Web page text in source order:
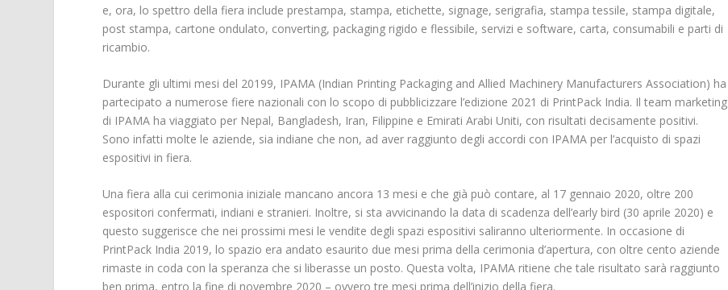
e, ora, lo spettro della fiera include prestampa, stampa, etichette, signage, serigrafia, stampa tessile, stampa digitale,
post stampa, cartone ondulato, converting, packaging rigido e flessibile, servizi e software, carta, consumabili e parti di
ricambio.
Durante gli ultimi mesi del 20199, IPAMA (Indian Printing Packaging and Allied Machinery Manufacturers Association) ha
partecipato a numerose fiere nazionali con lo scopo di pubblicizzare l’edizione 2021 di PrintPack India. Il team marketing
di IPAMA ha viaggiato per Nepal, Bangladesh, Iran, Filippine e Emirati Arabi Uniti, con risultati decisamente positivi.
Sono infatti molte le aziende, sia indiane che non, ad aver raggiunto degli accordi con IPAMA per l’acquisto di spazi
espositivi in fiera.
Una fiera alla cui cerimonia iniziale mancano ancora 13 mesi e che già può contare, al 17 gennaio 2020, oltre 200
espositori confermati, indiani e stranieri. Inoltre, si sta avvicinando la data di scadenza dell’early bird (30 aprile 2020) e
questo suggerisce che nei prossimi mesi le vendite degli spazi espositivi saliranno ulteriormente. In occasione di
PrintPack India 2019, lo spazio era andato esaurito due mesi prima della cerimonia d’apertura, con oltre cento aziende
rimaste in coda con la speranza che si liberasse un posto. Questa volta, IPAMA ritiene che tale risultato sarà raggiunto
ben prima, entro la fine di novembre 2020 – ovvero tre mesi prima dell’inizio della fiera.